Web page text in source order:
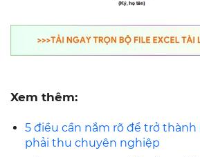
Xem thêm:
5 điều cần nắm rõ để trở
phải thu chuyên nghiệp